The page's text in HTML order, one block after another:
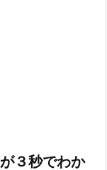
３秒でわか